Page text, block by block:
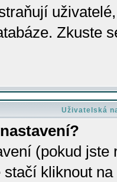
Zkuste
Uživatelská
(pokud
stačí kliknout